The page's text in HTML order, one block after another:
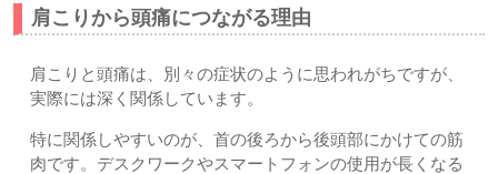
肩こりから頭痛につながる理由
肩こりと頭痛は、別々の症状のように思われがちですが、
実際には深く関係しています。
特に関係しやすいのが、首の後ろから後頭部にかけての筋
肉です。デスクワークやスマートフォンの使用が長くなる